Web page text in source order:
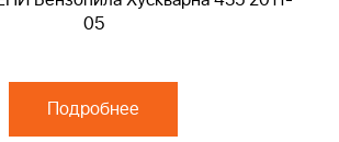
05
Подробнее